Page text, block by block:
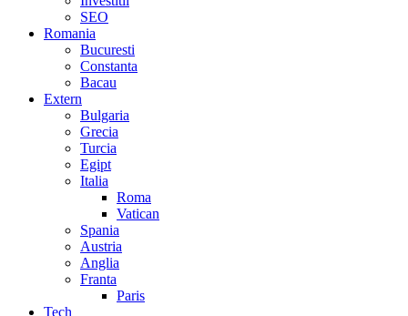
SEO
Romania
Bucuresti
Constanta
Bacau
Extern
Bulgaria
Grecia
Turcia
Egipt
Italia
Roma
Vatican
Spania
Austria
Anglia
Franta
Paris
Tech